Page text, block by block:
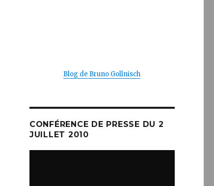
Blog de Bruno Gollnisch
CONFÉRENCE DE PRESSE DU 2
JUILLET 2010